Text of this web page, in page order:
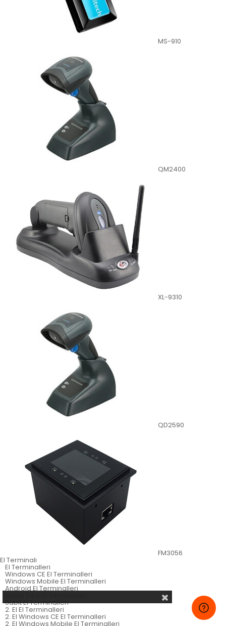
MS-910
QM2400
XL-9310
QD2590
FM3056
El Terminali
El Terminalleri
Windows CE El Terminalleri
Windows Mobile El Terminalleri
Android El Terminalleri
Sabit El Terminalleri
2. El El Terminalleri
2. El Windows CE El Terminalleri
2. El Windows Mobile El Terminalleri